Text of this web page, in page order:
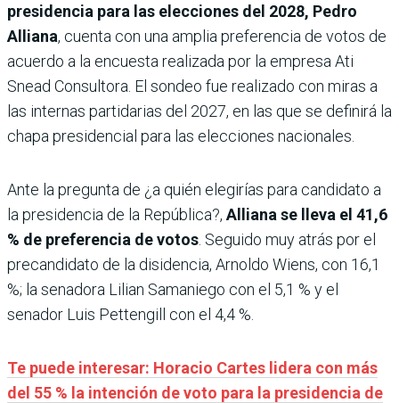
presidencia para las elecciones del 2028, Pedro
Alliana, cuenta con una amplia preferencia de votos de
acuerdo a la encuesta realizada por la empresa Ati
Snead Consultora. El sondeo fue realizado con miras a
las internas partidarias del 2027, en las que se definirá la
chapa presidencial para las elecciones nacionales.
Ante la pregunta de ¿a quién elegirías para candidato a
la presidencia de la República?, Alliana se lleva el 41,6
% de preferencia de votos . Seguido muy atrás por el
precandidato de la disidencia, Arnoldo Wiens, con 16,1
%; la senadora Lilian Samaniego con el 5,1 % y el
senador Luis Pettengill con el 4,4 %.
Te puede interesar: Horacio Cartes lidera con más
del 55 % la intención de voto para la presidencia de